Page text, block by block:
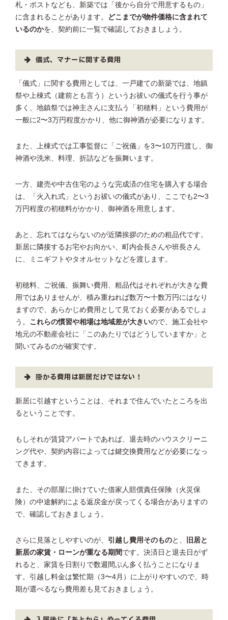
札・ポストなども、新築では「後から自分で用意するもの」
に含まれることがあります。
どこまでが物件価格に含まれて
いるのかを、契約前に一覧で確認しておきましょう。
儀式、マナーに関する費用
「儀式」に関する費用としては、一戸建ての新築では、地鎮
祭や上棟式（建前とも言う）というお祓いの儀式を行う事が
多く、地鎮祭では神主さんに支払う「初穂料」という費用が
一般に2〜3万円程度かかり、他に御神酒が必要になります。
また、上棟式では工事監督に「ご祝儀」を3〜10万円渡し、御
神酒や洗米、料理、折詰などを振舞います。
一方、建売や中古住宅のような完成済の住宅を購入する場合
は、「火入れ式」というお祓いの儀式があり、ここでも2〜3
万円程度の初穂料がかかり、御神酒を用意します。
あと、忘れてはならないのが近隣挨拶のための粗品代です。
新居に隣接するお宅やお向かい、町内会長さんや班長さん
に、ミニギフトやタオルセットなどを渡します。
初穂料、ご祝儀、振舞い費用、粗品代はそれぞれが大きな費
用ではありませんが、積み重ねれば数万〜十数万円にはなり
ますので、あらかじめ費用として見ておく必要があるでしょ
う。 これらの慣習や相場は地域差が大きいので、施工会社や
地元の不動産会社に「このあたりではどうしていますか」と
聞いてみるのが確実です。
掛かる費用は新居だけではない！
新居に引越すということは、それまで住んでいたところを出
るということです。
もしそれが賃貸アパートであれば、退去時のハウスクリーニ
ング代や、契約内容によっては鍵交換費用などが必要になっ
てきます。
また、その部屋に掛けていた借家人賠償責任保険（火災保
険）の中途解約による返戻金が戻ってくる場合がありますの
で、確認しておきましょう。
さらに見落としやすいのが、 引越し費用そのものと、
旧居と
新居の家賃・ローンが重なる期間 です。決済日と退去日がず
れると、家賃を日割りで数週間ぶん多く払うことになりま
す。引越し料金は繁忙期（3〜4月）に上がりやすいので、時
期が選べるなら費用差も見ておきましょう。